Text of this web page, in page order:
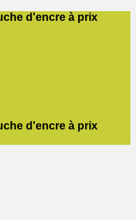
d'encre à prix
d'encre à prix